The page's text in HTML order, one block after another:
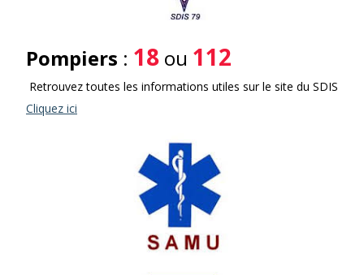
Pompiers : 18 ou 112
Retrouvez toutes les informations utiles sur le site du SDIS
Cliquez ici